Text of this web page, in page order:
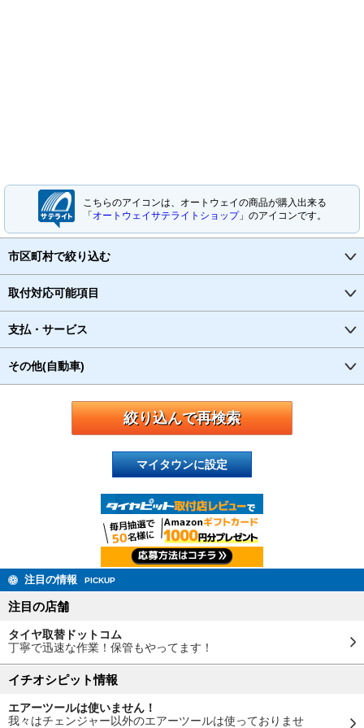
こちらのアイコンは、オートウェイの商品が購入出来る
「オートウェイサテライトショップ」のアイコンです。
市区町村で絞り込む
取付対応可能項目
支払・サービス
その他(自動車)
マイタウンに設定
注目の情報 PICKUP
注目の店舗
タイヤ取替ドットコム
丁寧で迅速な作業！保管もやってます！
イチオシピット情報
エアーツールは使いません！
我々はチェンジャー以外のエアーツールは使っておりませ